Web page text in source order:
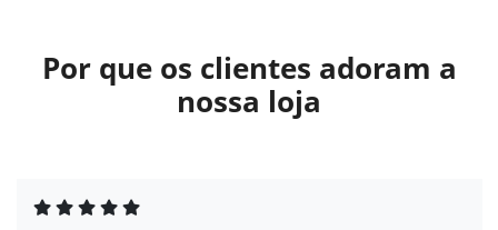
Por que os clientes adoram a
nossa loja